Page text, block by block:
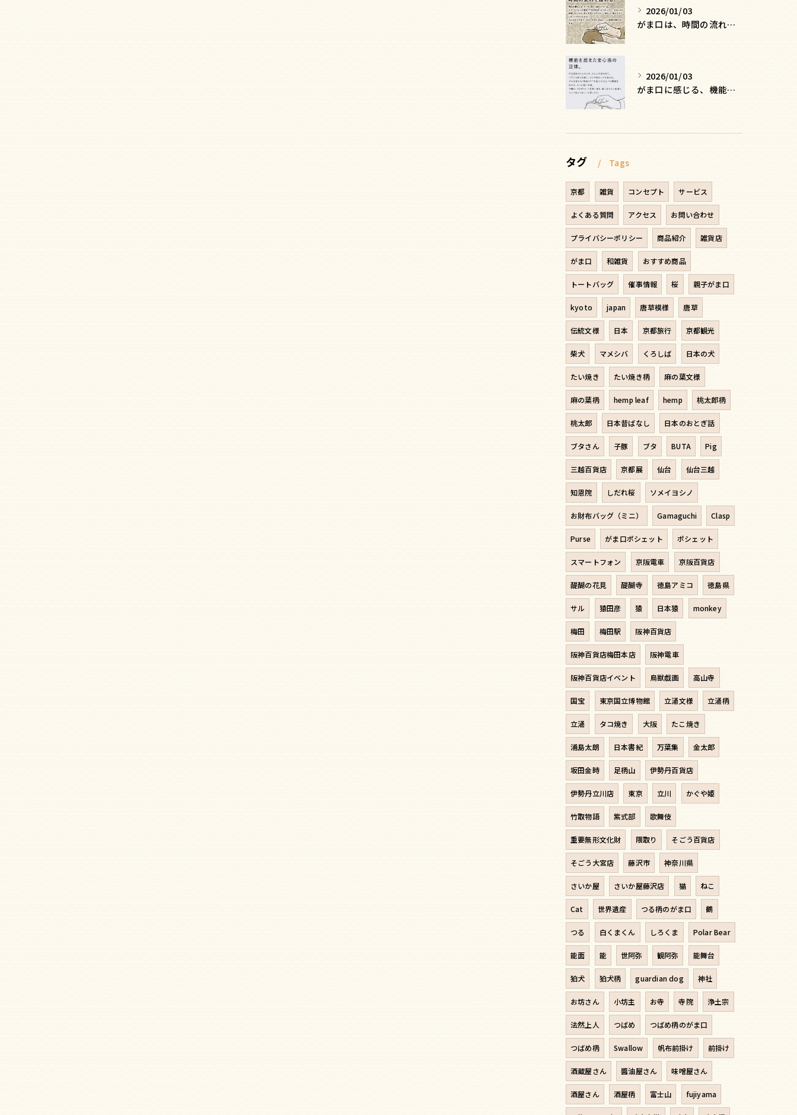
2026/01/03
がま口は、時間の流れを緩める
2026/01/03
がま口に感じる、機能を超えた安心感の正体
タグ Tags
京都 雑貨 コンセプト サービス
よくある質問 アクセス お問い合わせ
プライバシーポリシー 商品紹介 雑貨店
がま口 和雑貨 おすすめ商品
トートバッグ 催事情報 桜 親子がま口
kyoto japan 唐草模様 唐草
伝統文様 日本 京都旅行 京都観光
柴犬 マメシバ くろしば 日本の犬
たい焼き たい焼き柄 麻の葉文様
麻の葉柄 hemp leaf hemp 桃太郎柄
桃太郎 日本昔ばなし 日本のおとぎ話
ブタさん 子豚 ブタ BUTA Pig
三越百貨店 京都展 仙台 仙台三越
知恩院 しだれ桜 ソメイヨシノ
お財布バッグ（ミニ） Gamaguchi Clasp
Purse がま口ポシェット ポシェット
スマートフォン 京阪電車 京阪百貨店
醍醐の花見 醍醐寺 徳島アミコ 徳島県
サル 猿田彦 猿 日本猿 monkey
梅田 梅田駅 阪神百貨店
阪神百貨店梅田本店 阪神電車
阪神百貨店イベント 鳥獣戯画 高山寺
国宝 東京国立博物館 立涌文様 立涌柄
立涌 タコ焼き 大阪 たこ焼き
浦島太朗 日本書紀 万葉集 金太郎
坂田金時 足柄山 伊勢丹百貨店
伊勢丹立川店 東京 立川 かぐや姫
竹取物語 紫式部 歌舞伎
重要無形文化財 隈取り そごう百貨店
そごう大宮店 藤沢市 神奈川県
さいか屋 さいか屋藤沢店 猫 ねこ
Cat 世界遺産 つる柄のがま口 鶴
つる 白くまくん しろくま Polar Bear
能面 能 世阿弥 観阿弥 能舞台
狛犬 狛犬柄 guardian dog 神社
お坊さん 小坊主 お寺 寺院 浄土宗
法然上人 つばめ つばめ柄のがま口
つばめ柄 Swallow 帆布前掛け 前掛け
酒蔵屋さん 醬油屋さん 味噌屋さん
酒屋さん 酒屋柄 富士山 fujiyama